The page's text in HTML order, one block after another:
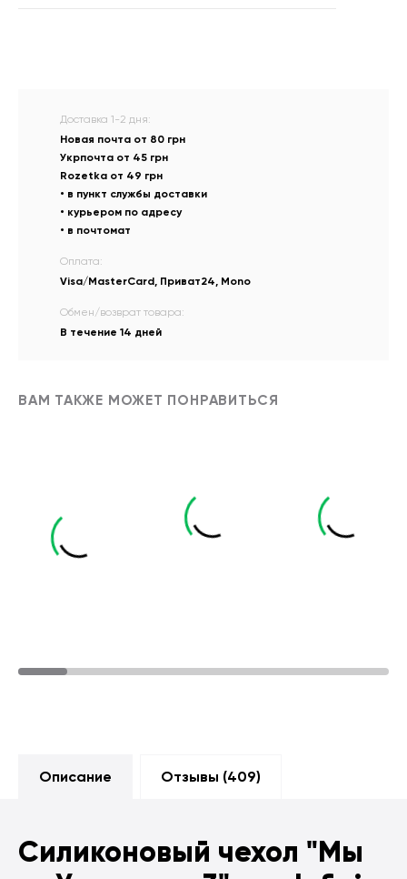
Доставка 1-2 дня:
Новая почта от 80 грн
Укрпочта от 45 грн
Rozetka от 49 грн
• в пункт службы доставки
• курьером по адресу
• в почтомат
Оплата:
Visa/MasterCard, Приват24, Mono
Обмен/возврат товара:
В течение 14 дней
ВАМ ТАКЖЕ МОЖЕТ ПОНРАВИТЬСЯ
Описание Отзывы (409)
Силиконовый чехол "Мы